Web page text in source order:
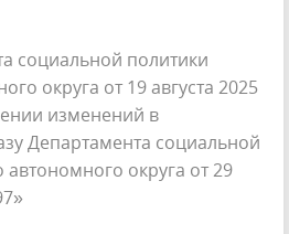
социальной политики
округа от 19 августа 2025
изменений в
Департамента социальной
автономного округа от 29